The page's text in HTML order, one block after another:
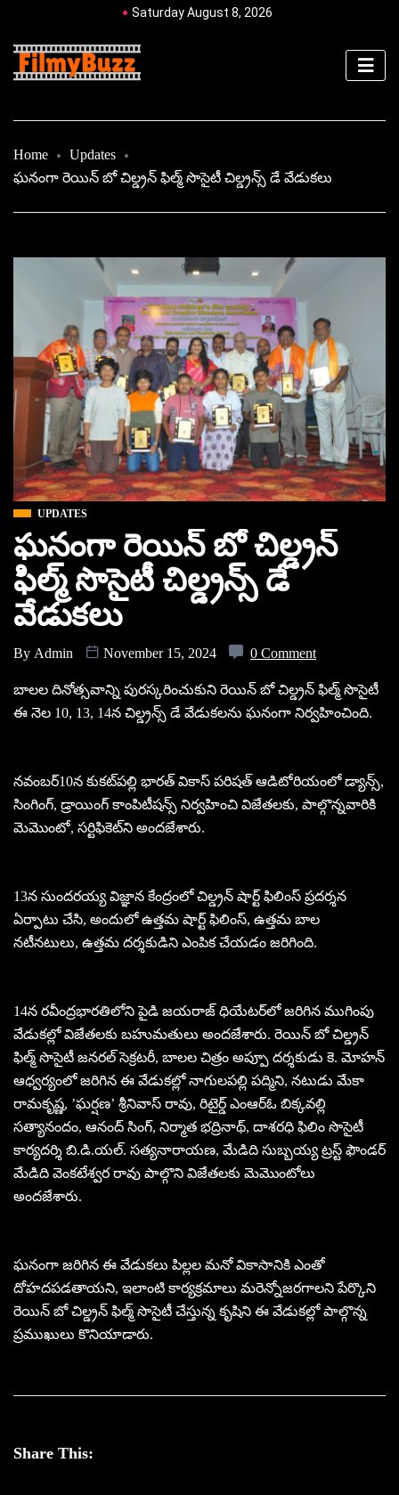
Saturday August 8, 2026
Home
Updates
ఘనంగా రెయిన్‌ బో చిల్డ్రన్‌ ఫిల్మ్‌ సొసైటీ చిల్డ్రన్స్ డే వేడుకలు
UPDATES
ఘనంగా రెయిన్‌ బో చిల్డ్రన్‌
ఫిల్మ్‌ సొసైటీ చిల్డ్రన్స్ డే
వేడుకలు
By Admin November 15, 2024 0 Comment
బాలల దినోత్సవాన్ని పురస్కరించుకుని రెయిన్‌ బో చిల్డ్రన్‌ ఫిల్మ్‌ సొసైటీ
ఈ నెల 10, 13, 14న చిల్డ్రన్స్ డే వేడుకలను ఘనంగా నిర్వహించింది.
నవంబర్‌10న కుకట్‌పల్లి భారత్‌ వికాస్‌ పరిషత్‌ ఆడిటోరియంలో డ్యాన్స్,
సింగింగ్, డ్రాయింగ్‌ కాంపిటీషన్స్ నిర్వహించి విజేతలకు, పాల్గొన్నవారికి
మెమొంటో, సర్టిఫికెట్‌ని అందజేశారు.
13న సుందరయ్య విజ్ఞాన కేంద్రంలో చిల్డ్రన్‌ షార్ట్‌ ఫిలింస్‌ ప్రదర్శన
ఏర్పాటు చేసి, అందులో ఉత్తమ షార్ట్‌ ఫిలింస్, ఉత్తమ బాల
నటీనటులు, ఉత్తమ దర్శకుడిని ఎంపిక చేయడం జరిగింది.
14న రవీంద్రభారతిలోని పైడి జయరాజ్‌ ధియేటర్‌లో జరిగిన ముగింపు
వేడుకల్లో విజేతలకు బహుమతులు అందజేశారు. రెయిన్‌ బో చిల్డ్రన్‌
ఫిల్మ్‌ సొసైటీ జనరల్‌ సెక్రటరీ, బాలల చిత్రం అప్పూ దర్శకుడు కె. మోహన్‌
ఆధ్వర్యంలో జరిగిన ఈ వేడుకల్లో నాగులపల్లి పద్మిని, నటుడు మేకా
రామకృష్ణ, ’ఘర్షణ’ శ్రీనివాస్‌ రావు, రిటైర్డ్‌ ఎంఆర్‌ఓ బిక్కవల్లి
సత్యానందం, ఆనంద్‌ సింగ్, నిర్మాత భద్రినాథ్, దాశరధి ఫిలిం సొసైటీ
కార్యదర్శి బి.డి.యల్‌. సత్యనారాయణ, మేడిది సుబ్బయ్య ట్రస్ట్‌ ఫౌండర్‌
మేడిది వెంకటేశ్వర రావు పాల్గొని విజేతలకు మెమొంటోలు
అందజేశారు.
ఘనంగా జరిగిన ఈ వేడుకలు పిల్లల మనో వికాసానికి ఎంతో
దోహదపడతాయని, ఇలాంటి కార్యక్రమాలు మరెన్నోజరగాలని పేర్కొని
రెయిన్‌ బో చిల్డ్రన్‌ ఫిల్మ్‌ సొసైటీ చేస్తున్న కృషిని ఈ వేడుకల్లో పాల్గొన్న
ప్రముఖులు కొనియాడారు.
Share This: